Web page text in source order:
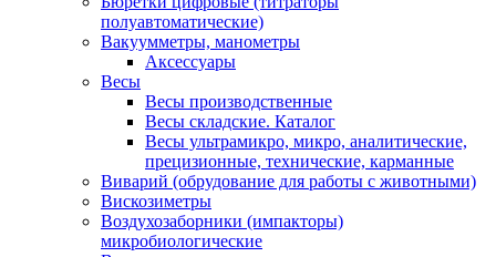
полуавтоматические)
Вакуумметры, манометры
Аксессуары
Весы
Весы производственные
Весы складские. Каталог
Весы ультрамикро, микро, аналитические,
прецизионные, технические, карманные
Виварий (обрудование для работы с животными)
Вискозиметры
Воздухозаборники (импакторы)
микробиологические